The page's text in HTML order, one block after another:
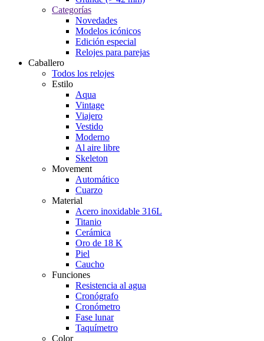
Categorías
Novedades
Modelos icónicos
Edición especial
Relojes para parejas
Caballero
Todos los relojes
Estilo
Aqua
Vintage
Viajero
Vestido
Moderno
Al aire libre
Skeleton
Movement
Automático
Cuarzo
Material
Acero inoxidable 316L
Titanio
Cerámica
Oro de 18 K
Piel
Caucho
Funciones
Resistencia al agua
Cronógrafo
Cronómetro
Fase lunar
Taquímetro
Color